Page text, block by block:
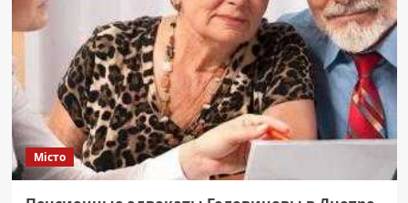
ошибиться
выборе
Місто